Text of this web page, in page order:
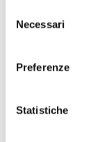
delNecessari
Preferenze
Statistiche
Google-Werbe-
Für Informationen
Analytics: